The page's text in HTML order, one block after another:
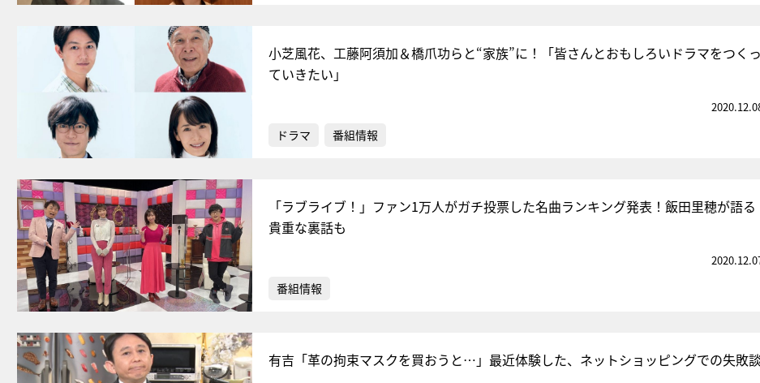
小芝風花、工藤阿須加＆橋爪功らと“家族”に！「皆さんとおもしろいドラマをつくっ
ていきたい」
ドラマ 番組情報
「ラブライブ！」ファン1万人がガチ投票した名曲ランキング発表！飯田里穂が語る
貴重な裏話も
番組情報
有吉「革の拘束マスクを買おうと…」最近体験した、ネットショッピングでの失敗談